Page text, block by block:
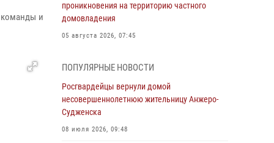
команды и
проникновения на территорию частного
домовладения
05 августа 2026, 07:45
бронзу чемпионата России по парашютно-
атлетическому многоборью
04 августа 2026, 10:48 2
Кузбассовцы высоко оценили качество
ПОПУЛЯРНЫЕ НОВОСТИ
Росгвардейцы вернули домой
несовершеннолетнюю жительницу Анжеро-
Судженска
08 июля 2026, 09:48